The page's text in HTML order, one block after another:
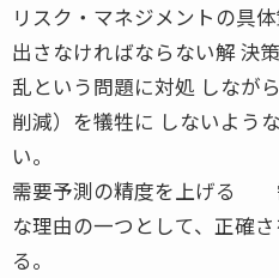
リスク・マネジメントの具
出さなければならない解 決
乱という問題に対処 しなが
削減）を犠牲に しないよう
い。
需要予測の精度を上げる
な理由の一つとして、正確
る。